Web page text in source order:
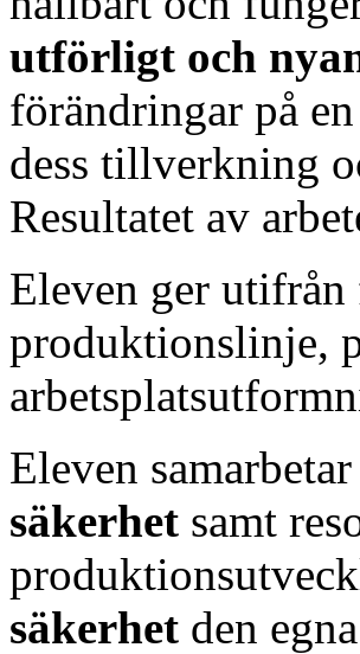
utförligt och
förändringar på
dess tillverkning
Resultatet av
Eleven ger
produktionslinje,
Eleven
säkerhet samt
säkerhet den